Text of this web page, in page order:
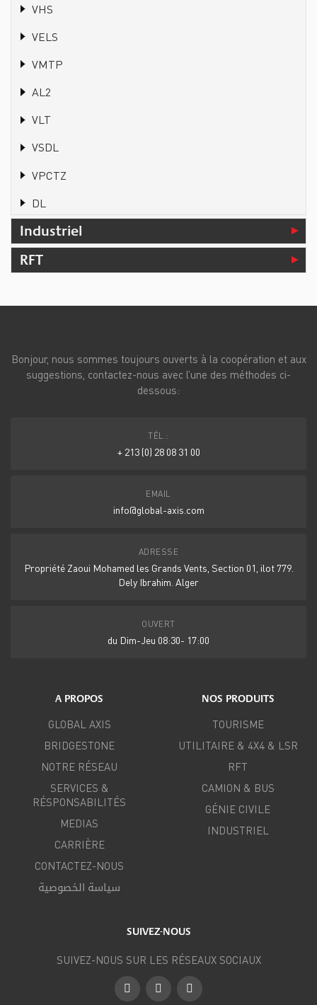
VHS
VELS
VMTP
AL2
VLT
VSDL
VPCTZ
DL
Industriel
RFT
Bonjour, nous sommes toujours ouverts à la coopération et aux
suggestions, contactez-nous avec l’une des méthodes ci-
dessous:
TÉL.:
+ 213 (0) 28 08 31 00
EMAIL
info@global-axis.com
ADRESSE
Propriété Zaoui Mohamed les Grands Vents, Section 01, ilot 779.
Dely Ibrahim. Alger
OUVERT
du Dim-Jeu 08:30- 17:00
A PROPOS
GLOBAL AXIS
BRIDGESTONE
NOTRE RÉSEAU
SERVICES &
RÉSPONSABILITÉS
MEDIAS
CARRIÈRE
CONTACTEZ-NOUS
سياسة الخصوصية
NOS PRODUITS
TOURISME
UTILITAIRE & 4X4 & LSR
RFT
CAMION & BUS
GÉNIE CIVILE
INDUSTRIEL
SUIVEZ-NOUS
SUIVEZ-NOUS SUR LES RÉSEAUX SOCIAUX
FacebookInstagramLinkedIn